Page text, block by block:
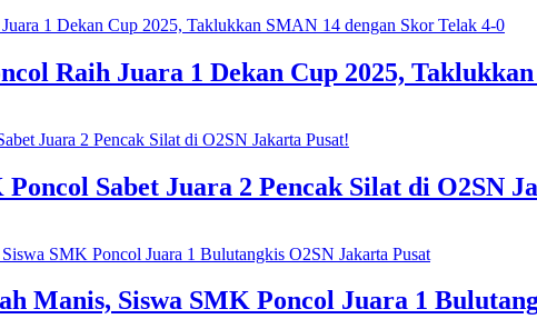
Raih Juara 1 Dekan Cup 2025,
Sabet Juara 2 Pencak Silat di O2SN
Manis, Siswa SMK Poncol Juara 1